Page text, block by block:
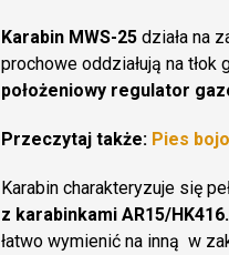
Karabin MWS-25 działa na
prochowe oddziałują na
położeniowy regulator
Przeczytaj także: Pies
Karabin charakteryzuje się
z karabinkami AR15/HK416.
łatwo wymienić na inną w